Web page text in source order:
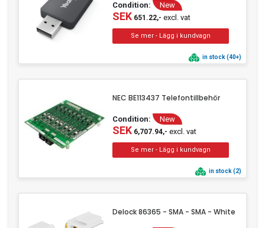
Condition: New
SEK651.22,- excl. vat
in stock (40+)
NEC BE113437 Telefontillbehör
Condition: New
SEK6,707.94,- excl. vat
in stock (2)
Delock 86365 - SMA - SMA - White